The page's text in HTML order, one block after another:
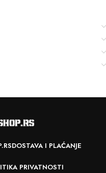
DOSTAVA I PLAĆANJE
PRIVATNOSTI